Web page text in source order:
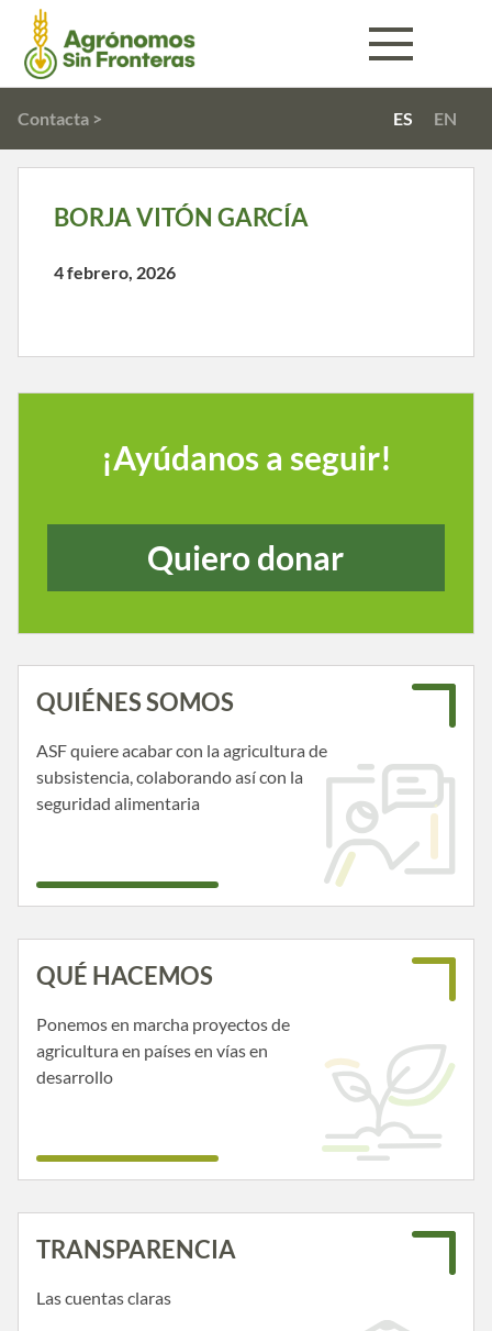
Contacta > ES EN
BORJA VITÓN GARCÍA
4 febrero, 2026
¡Ayúdanos a seguir!
Quiero donar
QUIÉNES SOMOS
ASF quiere acabar con la agricultura de
subsistencia, colaborando así con la
seguridad alimentaria
QUÉ HACEMOS
Ponemos en marcha proyectos de
agricultura en países en vías en
desarrollo
TRANSPARENCIA
Las cuentas claras